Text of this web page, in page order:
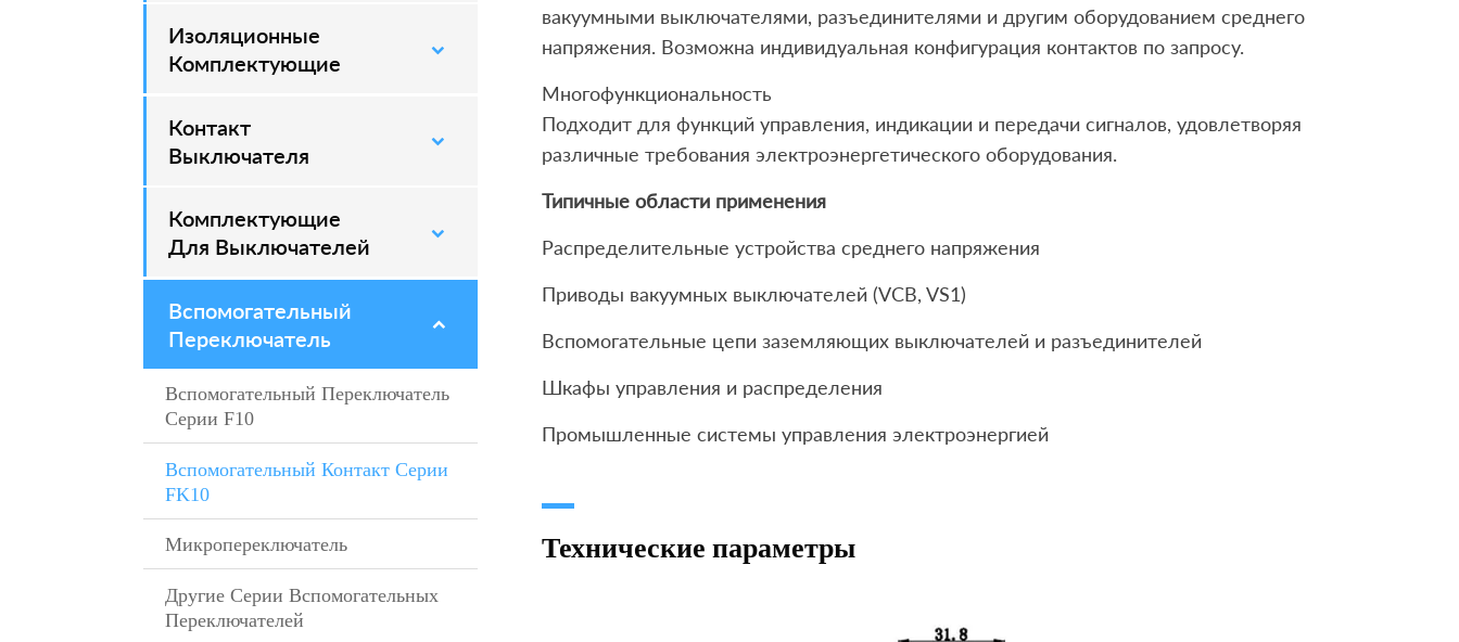
Изоляционные
Комплектующие
–
Контакт
Выключателя
–
Комплектующие
Для Выключателей
–
Вспомогательный
Переключатель
–
Вспомогательный Переключатель
Серии F10
–
Вспомогательный Контакт Серии
FK10
–
Микропереключатель
–
Другие Серии Вспомогательных
Переключателей
вакуумными выключателями, разъединителями и другим оборудованием среднего
напряжения. Возможна индивидуальная конфигурация контактов по запросу.
Многофункциональность
Подходит для функций управления, индикации и передачи сигналов, удовлетворяя
различные требования электроэнергетического оборудования.
Типичные области применения
Распределительные устройства среднего напряжения
Приводы вакуумных выключателей (VCB, VS1)
Вспомогательные цепи заземляющих выключателей и разъединителей
Шкафы управления и распределения
Промышленные системы управления электроэнергией
Технические параметры